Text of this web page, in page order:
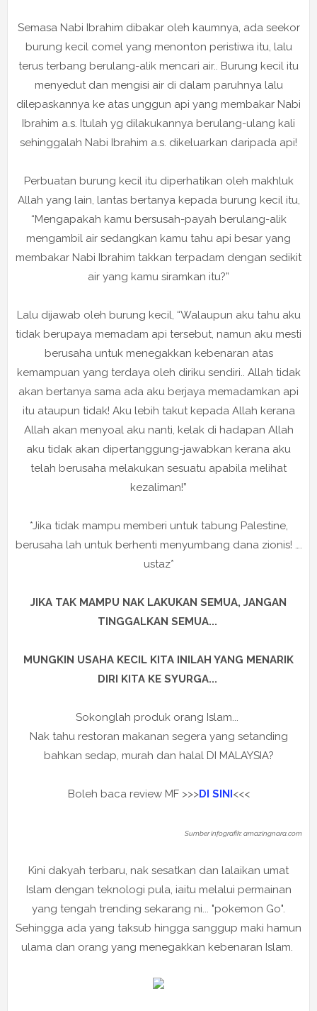
Semasa Nabi Ibrahim dibakar oleh kaumnya, ada seekor
burung kecil comel yang menonton peristiwa itu, lalu
terus terbang berulang-alik mencari air.. Burung kecil itu
menyedut dan mengisi air di dalam paruhnya lalu
dilepaskannya ke atas unggun api yang membakar Nabi
Ibrahim a.s. Itulah yg dilakukannya berulang-ulang kali
sehinggalah Nabi Ibrahim a.s. dikeluarkan daripada api!
Perbuatan burung kecil itu diperhatikan oleh makhluk
Allah yang lain, lantas bertanya kepada burung kecil itu,
“Mengapakah kamu bersusah-payah berulang-alik
mengambil air sedangkan kamu tahu api besar yang
membakar Nabi Ibrahim takkan terpadam dengan sedikit
air yang kamu siramkan itu?”
Lalu dijawab oleh burung kecil, “Walaupun aku tahu aku
tidak berupaya memadam api tersebut, namun aku mesti
berusaha untuk menegakkan kebenaran atas
kemampuan yang terdaya oleh diriku sendiri.. Allah tidak
akan bertanya sama ada aku berjaya memadamkan api
itu ataupun tidak! Aku lebih takut kepada Allah kerana
Allah akan menyoal aku nanti, kelak di hadapan Allah
aku tidak akan dipertanggung-jawabkan kerana aku
telah berusaha melakukan sesuatu apabila melihat
kezaliman!”
*Jika tidak mampu memberi untuk tabung Palestine,
berusaha lah untuk berhenti menyumbang dana zionis! ….
ustaz*
JIKA TAK MAMPU NAK LAKUKAN SEMUA, JANGAN
TINGGALKAN SEMUA...
MUNGKIN USAHA KECIL KITA INILAH YANG MENARIK
DIRI KITA KE SYURGA...
Sokonglah produk orang Islam...
Nak tahu restoran makanan segera yang setanding
bahkan sedap, murah dan halal DI MALAYSIA?
Boleh baca review MF >>>DI SINI <<<
Sumber infografik: amazingnara.com
Kini dakyah terbaru, nak sesatkan dan lalaikan umat
Islam dengan teknologi pula, iaitu melalui permainan
yang tengah trending sekarang ni... "pokemon Go".
Sehingga ada yang taksub hingga sanggup maki hamun
ulama dan orang yang menegakkan kebenaran Islam.